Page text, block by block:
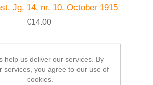
Jg. 14, nr. 10. October 1915
€14.00
help us deliver our services. By
services, you agree to our use of
cookies.